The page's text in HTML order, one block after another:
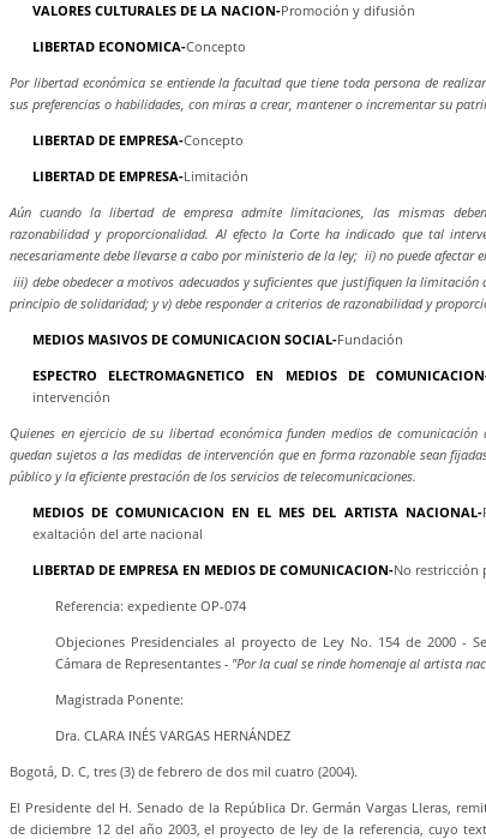
VALORES CULTURALES DE LA NACION-Promoción y difusión
LIBERTAD ECONOMICA-Concepto
Por libertad económica se entiende la facultad que tiene toda persona de
sus preferencias o habilidades, con miras a crear, mantener o incrementar su
LIBERTAD DE EMPRESA-Concepto
LIBERTAD DE EMPRESA-Limitación
Aún cuando la libertad de empresa admite limitaciones, las mismas
razonabilidad y proporcionalidad. Al efecto la Corte ha indicado que tal
necesariamente debe llevarse a cabo por ministerio de la ley; ii) no puede afectar
iii) debe obedecer a motivos adecuados y suficientes que justifiquen la limitación
principio de solidaridad; y v) debe responder a criterios de razonabilidad y
MEDIOS MASIVOS DE COMUNICACION SOCIAL-Fundación
ESPECTRO ELECTROMAGNETICO EN MEDIOS DE
intervención
Quienes en ejercicio de su libertad económica funden medios de comunicación
quedan sujetos a las medidas de intervención que en forma razonable sean
público y la eficiente prestación de los servicios de telecomunicaciones.
MEDIOS DE COMUNICACION EN EL MES DEL ARTISTA NACIONAL-
exaltación del arte nacional
LIBERTAD DE EMPRESA EN MEDIOS DE COMUNICACION-No restricción
Referencia: expediente OP-074
Objeciones Presidenciales al proyecto de Ley No. 154 de 2000 -
Cámara de Representantes - "Por la cual se rinde homenaje al artista
Magistrada Ponente:
Dra. CLARA INÉS VARGAS HERNÁNDEZ
Bogotá, D. C, tres (3) de febrero de dos mil cuatro (2004).
El Presidente del H. Senado de la República Dr. Germán Vargas Lleras,
de diciembre 12 del año 2003, el proyecto de ley de la referencia, cuyo